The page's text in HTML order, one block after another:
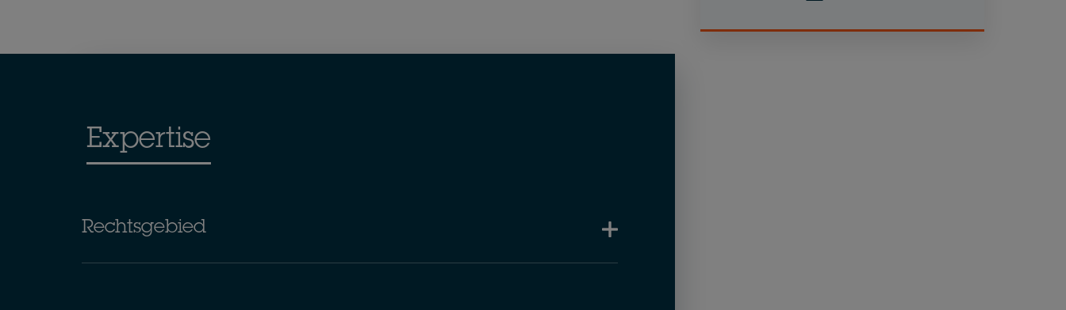
Expertise
Rechtsgebied